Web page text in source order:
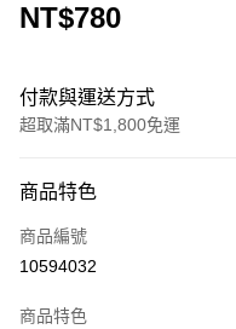
NT$780
付款與運送方式
超取滿NT$1,800免運
信用卡一次付款
超商取貨付款
商品特色
商品編號
10594032
商品特色